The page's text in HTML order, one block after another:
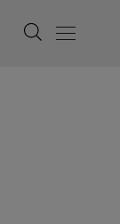
Search
Menu